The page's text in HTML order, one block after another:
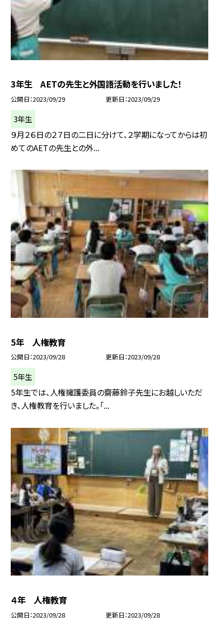
3年生 AETの先生と外国語活動を行いました！
公開日 2023/09/29 更新日 2023/09/29
3年生
９月２６日の２７日の二日に分けて、２学期になってからは初
めてのAETの先生との外...
5年 人権教育
公開日 2023/09/28 更新日 2023/09/28
5年生
5年生では、人権擁護委員の齋藤鈴子先生にお越しいただ
き、人権教育を行いました。「...
４年 人権教育
公開日 2023/09/28 更新日 2023/09/28